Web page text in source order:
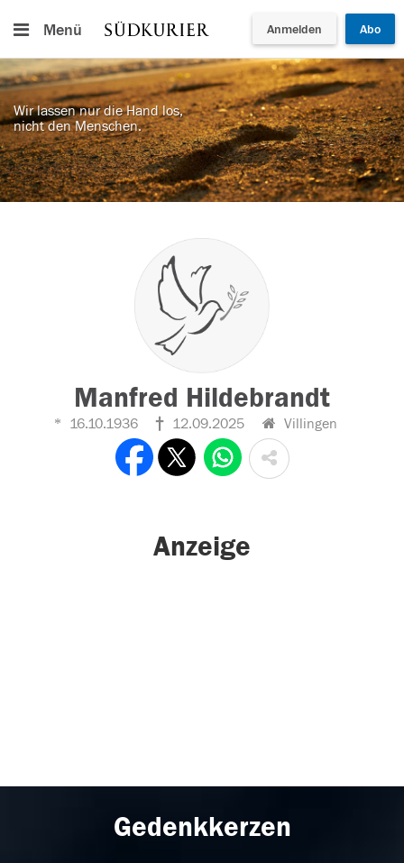
Menü Anmelden Abo
Wir lassen nur die Hand los,
nicht den Menschen.
Manfred Hildebrandt
16.10.1936 12.09.2025 Villingen
Anzeige
Gedenkkerzen